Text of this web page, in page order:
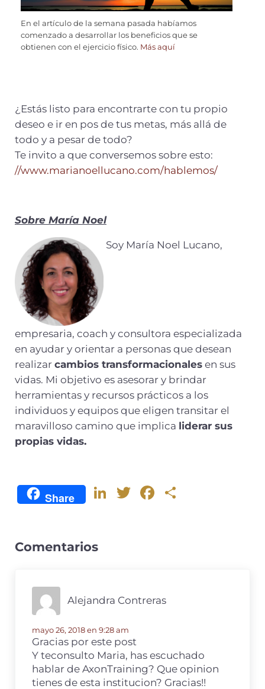
En el artículo de la semana pasada habíamos
comenzado a desarrollar los beneficios que se
obtienen con el ejercicio físico. Más aquí
¿Estás listo para encontrarte con tu propio
deseo e ir en pos de tus metas, más allá de
todo y a pesar de todo?
Te invito a que conversemos sobre esto:
//www.marianoellucano.com/hablemos/
Sobre María Noel
Soy María Noel Lucano,
empresaria, coach y consultora especializada
en ayudar y orientar a personas que desean
realizar cambios transformacionalesen sus
vidas. Mi objetivo es asesorar y brindar
herramientas y recursos prácticos a los
individuos y equipos que eligen transitar el
maravilloso camino que implica liderar sus
propias vidas.
Share
Li
T
F
o
Comentarios
Alejandra Contreras
mayo 26, 2018 en 9:28 am
Gracias por este post
Y teconsulto Maria, has escuchado
hablar de AxonTraining? Que opinion
tienes de esta institucion? Gracias!!